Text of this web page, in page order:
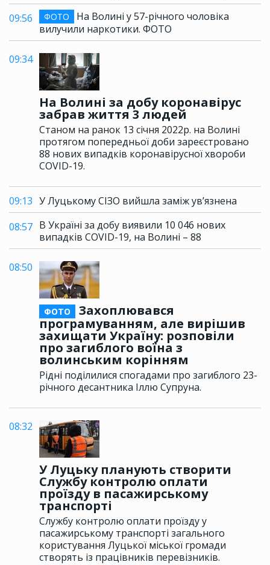
09:56
ФОТО
На Волині у 57-річного чоловіка
вилучили наркотики. ФОТО
09:34
На Волині за добу коронавірус
забрав життя 3 людей
Станом на ранок 13 січня 2022р. на Волині
протягом попередньої доби зареєстровано
88 нових випадків коронавірусної хвороби
COVID-19.
09:13 У Луцькому СІЗО вийшла заміж ув’язнена
08:57 В Україні за добу виявили 10 046 нових
випадків COVID-19, на Волині – 88
08:50
ФОТО
Захоплювався
програмуванням, але вирішив
захищати Україну: розповіли
про загиблого воїна з
волинським корінням
Рідні поділилися спогадами про загиблого 23-
річного десантника Іллю Супруна.
08:32
У Луцьку планують створити
Службу контролю оплати
проїзду в пасажирському
транспорті
Службу контролю оплати проїзду у
пасажирському транспорті загального
користування Луцької міської громади
створять із працівників перевізників.